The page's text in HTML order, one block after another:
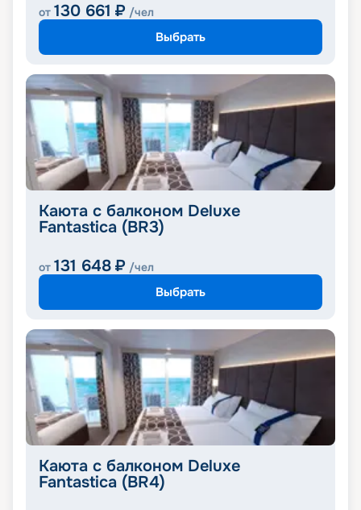
от 130 661 ₽ /чел
Выбрать
Каюта с балконом Deluxe
Fantastica (BR3)
от 131 648 ₽ /чел
Выбрать
Каюта с балконом Deluxe
Fantastica (BR4)